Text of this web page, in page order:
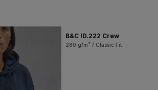
B&C ID.222 Crew
280 g/m² / Classic Fit